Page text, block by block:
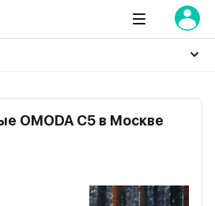
OMODA C5 в Москве